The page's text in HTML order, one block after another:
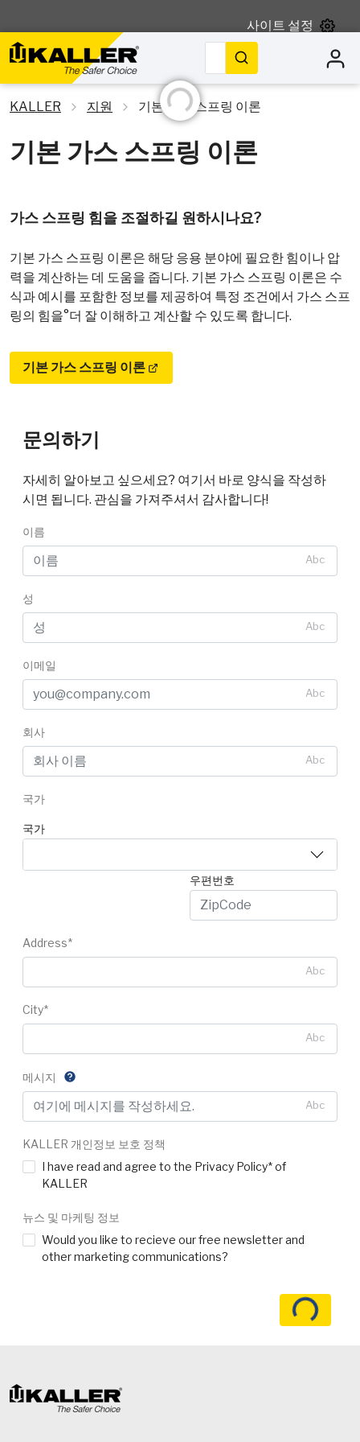
사이트 설정
KALLER 지원 기본 가스 스프링 이론
초기화 중
기본 가스 스프링 이론
가스 스프링 힘을 조절하길 원하시나요?
기본 가스 스프링 이론은 해당 응용 분야에 필요한 힘이나 압
력을 계산하는 데 도움을 줍니다. 기본 가스 스프링 이론은 수
식과 예시를 포함한 정보를 제공하여 특정 조건에서 가스 스프
링의 힘을 °더 잘 이해하고 계산할 수 있도록 합니다.
기본 가스 스프링 이론
문의하기
자세히 알아보고 싶으세요? 여기서 바로 양식을 작성하
시면 됩니다. 관심을 가져주셔서 감사합니다!
이름
Abc
성
Abc
이메일
Abc
회사
Abc
국가
국가
우편번호
Address*
Abc
City*
Abc
메시지
Abc
KALLER 개인정보 보호 정책
I have read and agree to the Privacy Policy* of
KALLER
뉴스 및 마케팅 정보
Would you like to recieve our free newsletter and
other marketing communications?
로딩